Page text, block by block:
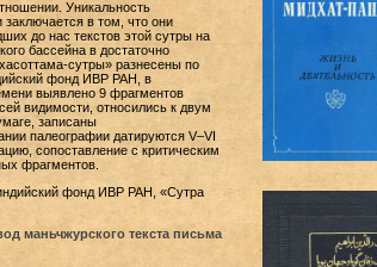
Уникальность
в том, что они
до нас текстов этой сутры на
бассейна в достаточно
сутры» разнесены по
фонд ИВР РАН, в
выявлено 9 фрагментов
видимости, относились к двум
записаны
палеографии датируются V–VI
сопоставление с критическим
фрагментов.
фонд ИВР РАН, «Сутра
маньчжурского текста письма